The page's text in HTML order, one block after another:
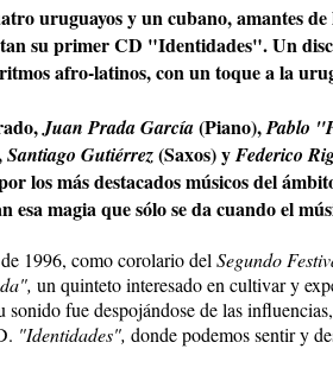
uruguayos y un cubano, amantes
su primer CD "Identidades". Un
afro-latinos, con un toque a la
Juan Prada García(Piano),Pablo
Santiago Gutiérrez(Saxos) yFederico
los más destacados músicos del
esa magia que sólo se da cuando el
1996, como corolario delSegundo
un quinteto interesado en cultivar y
sonido fue despojándose de las
"Identidades", donde podemos sentir y